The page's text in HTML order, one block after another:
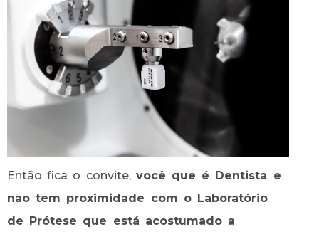
Então fica o convite, você que é Dentista e
não tem proximidade com o Laboratório
de Prótese que está acostumado a